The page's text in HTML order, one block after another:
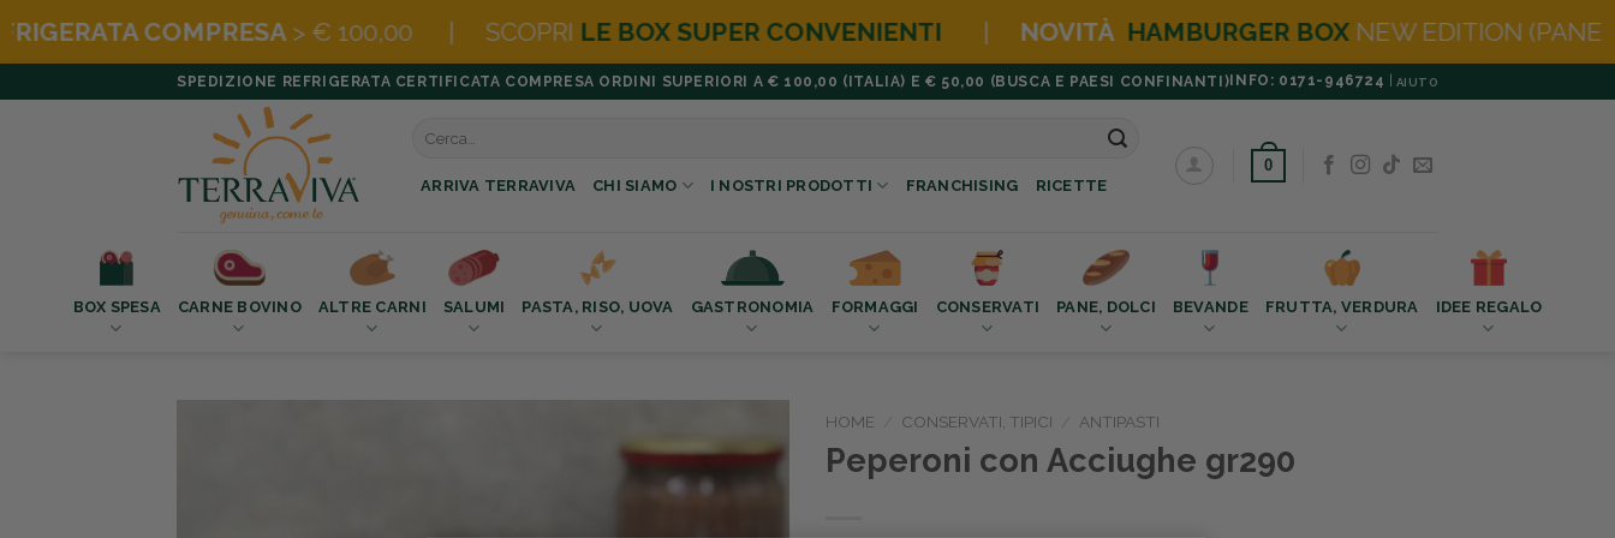
> € 100,00 | SCOPRI LE BOX SUPER CONVENIENTI |NOVITÀ HAMBURGER BOXNEW EDITION (PANE BURGER IN OMAGGIO)
ai
SPEDIZIONE REFRIGERATA CERTIFICATA COMPRESA ORDINI SUPERIORI A € 100,00 (ITALIA) E € 50,00 (BUSCA E PAESI CONFINANTI)INFO: 0171-946724 | AIUTO
ARRIVA TERRAVIVA CHI SIAMO I NOSTRI PRODOTTI FRANCHISING RICETTE
0
BOX SPESA CARNE BOVINO ALTRE CARNI SALUMI PASTA, RISO, UOVA GASTRONOMIA FORMAGGI CONSERVATI PANE, DOLCI BEVANDE FRUTTA, VERDURA IDEE REGALO
HOME CONSERVATI, TIPICI ANTIPASTI
Peperoni con Acciughe gr290